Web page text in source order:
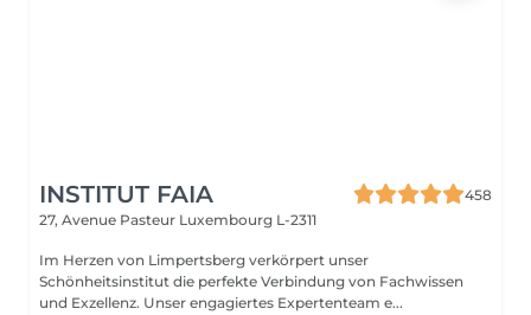
INSTITUT FAIA
458
27, Avenue Pasteur Luxembourg L-2311
Im Herzen von Limpertsberg verkörpert unser
Schönheitsinstitut die perfekte Verbindung von Fachwissen
und Exzellenz. Unser engagiertes Expertenteam e...